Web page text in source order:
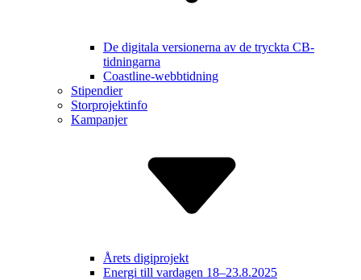
De digitala versionerna av de tryckta CB-
tidningarna
Coastline-webbtidning
Stipendier
Storprojektinfo
Kampanjer
Årets digiprojekt
Energi till vardagen 18–23.8.2025